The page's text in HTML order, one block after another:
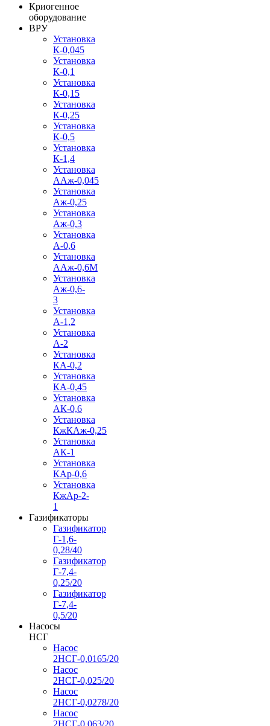
Криогенное
оборудование
ВРУ
Установка
К-0,045
Установка
К-0,1
Установка
К-0,15
Установка
К-0,25
Установка
К-0,5
Установка
К-1,4
Установка
ААж-0,045
Установка
Аж-0,25
Установка
Аж-0,3
Установка
А-0,6
Установка
ААж-0,6М
Установка
Аж-0,6-
3
Установка
А-1,2
Установка
А-2
Установка
КА-0,2
Установка
КА-0,45
Установка
АК-0,6
Установка
КжКАж-0,25
Установка
АК-1
Установка
КАр-0,6
Установка
КжАр-2-
1
Газификаторы
Газификатор
Г-1,6-
0,28/40
Газификатор
Г-7,4-
0,25/20
Газификатор
Г-7,4-
0,5/20
Насосы
НСГ
Насос
2НСГ-0,0165/20
Насос
2НСГ-0,025/20
Насос
2НСГ-0,0278/20
Насос
2НСГ-0,063/20